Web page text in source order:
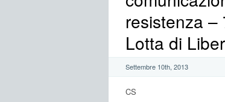
resistenza –
Lotta di
Settembre 10th, 2013
CS